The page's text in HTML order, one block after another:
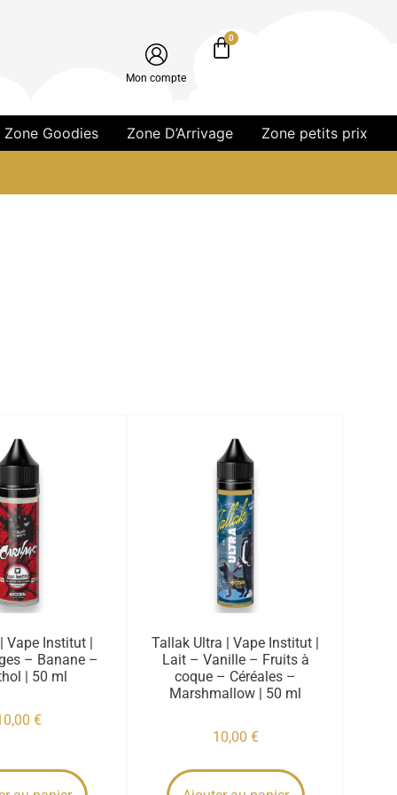
Mon compte
0
Zone Goodies Zone D’Arrivage Zone petits prix
Vape Institut |
– Banane –
| 50 ml
€
Tallak Ultra | Vape Institut |
Lait – Vanille – Fruits à
coque – Céréales –
Marshmallow | 50 ml
10,00 €